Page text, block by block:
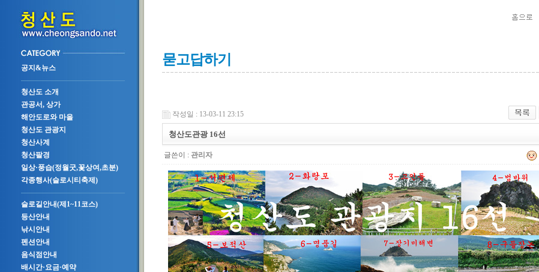
공지&뉴스
청산도 소개
관공서, 상가
해안도로와 마을
청산도 관광지
청산사계
청산팔경
일상·풍습(정월굿,꽃상여,초분)
각종행사(슬로시티축제)
슬로길안내(제1~11코스)
등산안내
낚시안내
펜션안내
음식점안내
배시간·요금·예약
묻고답하기
작성일 : 13-03-11 23:15
청산도관광 16선
글쓴이 : 관리자